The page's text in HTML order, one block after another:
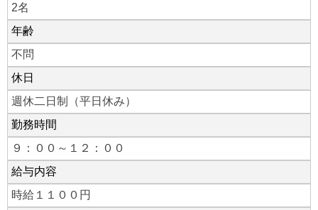
2名
年齢
不問
休日
週休二日制（平日休み）
勤務時間
９：００～１２：００
給与内容
時給１１００円